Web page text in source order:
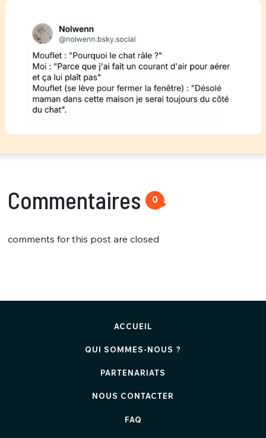
Commentaires 0
comments for this post are closed
ACCUEIL
QUI SOMMES-NOUS ?
PARTENARIATS
NOUS CONTACTER
FAQ